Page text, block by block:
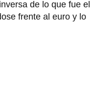
de lo que fue el
frente al euro y lo